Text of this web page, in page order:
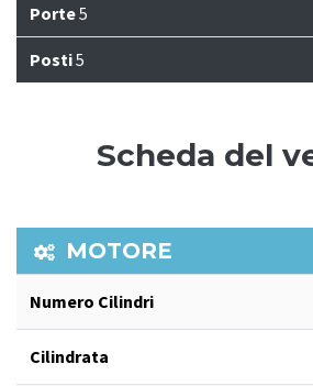
Porte5
Posti5
Scheda del
MOTORE
Numero Cilindri
Cilindrata